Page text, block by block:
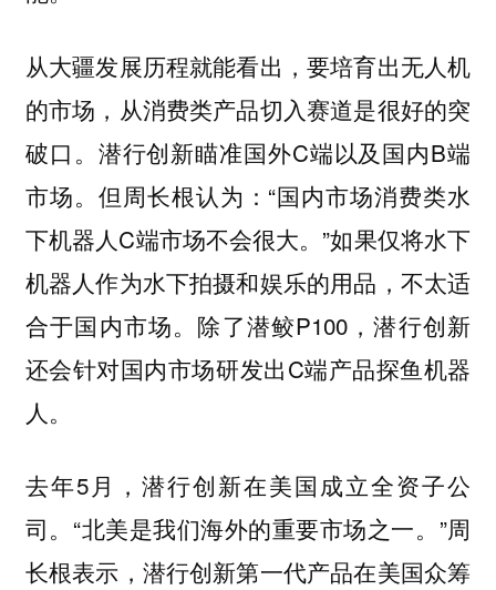
从大疆发展历程就能看出，要培育出无人机
的市场，从消费类产品切入赛道是很好的突
破口。潜行创新瞄准国外C端以及国内B端
市场。但周长根认为：“国内市场消费类水
下机器人C端市场不会很大。”如果仅将水下
机器人作为水下拍摄和娱乐的用品，不太适
合于国内市场。除了潜鲛P100，潜行创新
还会针对国内市场研发出C端产品探鱼机器
人。
去年5月，潜行创新在美国成立全资子公
司。“北美是我们海外的重要市场之一。”周
长根表示，潜行创新第一代产品在美国众筹